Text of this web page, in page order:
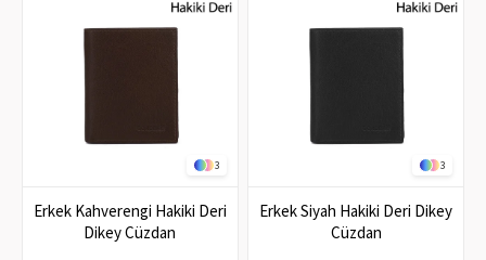
3
Erkek Kahverengi Hakiki Deri
Dikey Cüzdan
3
Erkek Siyah Hakiki Deri Dikey
Cüzdan